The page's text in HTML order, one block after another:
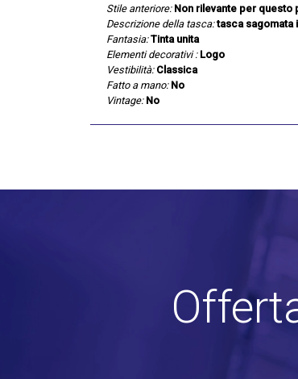
Stile anteriore: Non rilevante per questo
Descrizione della tasca: tasca sagomata
Fantasia: Tinta unita
Elementi decorativi : Logo
Vestibilità: Classica
Fatto a mano: No
Vintage: No